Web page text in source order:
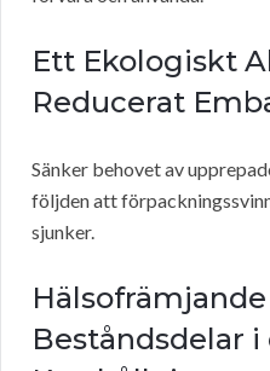
Ett Ekologiskt
Reducerat
Sänker behovet av
följden att
sjunker.
Hälsofrämjande
Beståndsdelar i